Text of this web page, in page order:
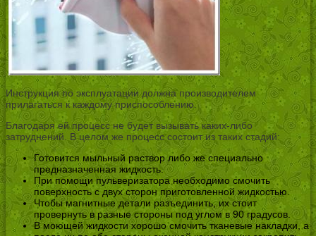
Инструкция по эксплуатации должна производителем
прилагаться к каждому приспособлению.
Благодаря ей процесс не будет вызывать каких-либо
затруднений. В целом же процесс состоит из таких стадий:
Готовится мыльный раствор либо же специально
предназначенная жидкость.
При помощи пульверизатора необходимо смочить
поверхность с двух сторон приготовленной жидкостью.
Чтобы магнитные детали разъединить, их стоит
провернуть в разные стороны под углом в 90 градусов.
В моющей жидкости хорошо смочить тканевые накладки, а